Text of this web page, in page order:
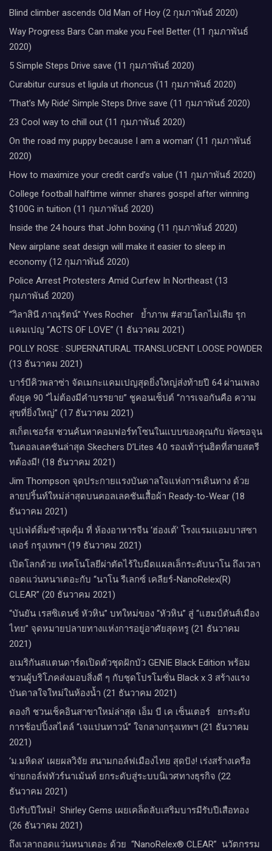
Blind climber ascends Old Man of Hoy (2 กุมภาพันธ์ 2020)
Way Progress Bars Can make you Feel Better (11 กุมภาพันธ์
2020)
5 Simple Steps Drive save (11 กุมภาพันธ์ 2020)
Curabitur cursus et ligula ut rhoncus (11 กุมภาพันธ์ 2020)
‘That’s My Ride’ Simple Steps Drive save (11 กุมภาพันธ์ 2020)
23 Cool way to chill out (11 กุมภาพันธ์ 2020)
On the road my puppy because I am a woman’ (11 กุมภาพันธ์
2020)
How to maximize your credit card’s value (11 กุมภาพันธ์ 2020)
College football halftime winner shares gospel after winning
$100G in tuition (11 กุมภาพันธ์ 2020)
Inside the 24 hours that John boxing (11 กุมภาพันธ์ 2020)
New airplane seat design will make it easier to sleep in
economy (12 กุมภาพันธ์ 2020)
Police Arrest Protesters Amid Curfew In Northeast (13
กุมภาพันธ์ 2020)
“วิลาสินี ภาณุรัตน์” Yves Rocher​ ย้ำภาพ #สวยโลกไม่เสีย รุก
แคมเปญ “ACTS OF LOVE” (1 ธันวาคม 2021)
POLLY ROSE : SUPERNATURAL TRANSLUCENT LOOSE POWDER
(13 ธันวาคม 2021)
บาร์บีคิวพลาซ่า จัดเมกะแคมเปญสุดยิ่งใหญ่ส่งท้ายปี 64 ผ่านเพลง
ดังยุค 90 “ไม่ต้องมีคำบรรยาย” ชูคอนเซ็ปต์ “การเจอกันคือ ความ
สุขที่ยิ่งใหญ่” (17 ธันวาคม 2021)
สเก็ตเชอร์ส ชวนค้นหาคอมฟอร์ทโซนในแบบของคุณกับ พัคซอจุน
ในคอลเลคชันล่าสุด Skechers D’Lites 4.0 รองเท้ารุ่นฮิตที่สายสตรี
ทต้องมี! (18 ธันวาคม 2021)
Jim Thompson จุดประกายแรงบันดาลใจแห่งการเดินทาง ด้วย
ลายปริ้นท์ใหม่ล่าสุดบนคอลเลคชันเสื้อผ้า Ready-to-Wear (18
ธันวาคม 2021)
บุปเฟ่ต์ติ่มซำสุดคุ้ม ที่ ห้อง​อาหารจีน​ ‘ฮ่องเต้’ โรงแรม​แอม​บาส​ซา​
เดอร์​ กรุงเทพฯ​ (19 ธันวาคม 2021)
เปิดโลกด้วย เทคโนโลยีผ่าตัดไร้ใบมีดแผลเล็กระดับนาโน ถึงเวลา
ถอดแว่นหนาเตอะกับ “นาโน รีเลกซ์ เคลียร์-NanoRelex(R)
CLEAR” (20 ธันวาคม 2021)
“บันยัน เรสซิเดนซ์ หัวหิน” บทใหม่ของ “หัวหิน” สู่ “แฮมป์ตันส์เมือง
ไทย” จุดหมายปลายทางแห่งการอยู่อาศัยสุดหรู (21 ธันวาคม
2021)
อเมริกันสแตนดาร์ดเปิดตัวชุดฝักบัว GENIE Black Edition พร้อม
ชวนผู้บริโภคส่งมอบสิ่งดี ๆ กับชุดโปรโมชั่น Black x 3 สร้างแรง
บันดาลใจใหม่ในห้องน้ำ (21 ธันวาคม 2021)
ดองกิ ชวนเช็คอินสาขาใหม่ล่าสุด เอ็ม บี เค เซ็นเตอร์ ยกระดับ
การช้อปปิ้งสไตล์ “เจแปนทาวน์” ใจกลางกรุงเทพฯ (21 ธันวาคม
2021)
‘ม.มหิดล’ เผยผลวิจัย สนามกอล์ฟเมืองไทย สุดปัง! เร่งสร้างเครือ
ข่ายกอล์ฟทัวร์นาเม้นท์ ยกระดับสู่ระบบนิเวศทางธุรกิจ (22
ธันวาคม 2021)
ปังรับปีใหม่​! ​ Shirley Gems เผยเคล็ดลับ​เสริมบารมีรับปีเสือทอง
(26 ธันวาคม 2021)
ถึงเวลาถอดแว่นหนาเตอะ ด้วย “NanoRelex® CLEAR” นวัตกรรม